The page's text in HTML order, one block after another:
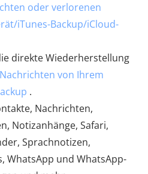
oder verlorenen
iTunes-Backup/iCloud-
direkte Wiederherstellung
Nachrichten von Ihrem
.
Nachrichten,
Notizanhänge, Safari,
Sprachnotizen,
WhatsApp und WhatsApp-